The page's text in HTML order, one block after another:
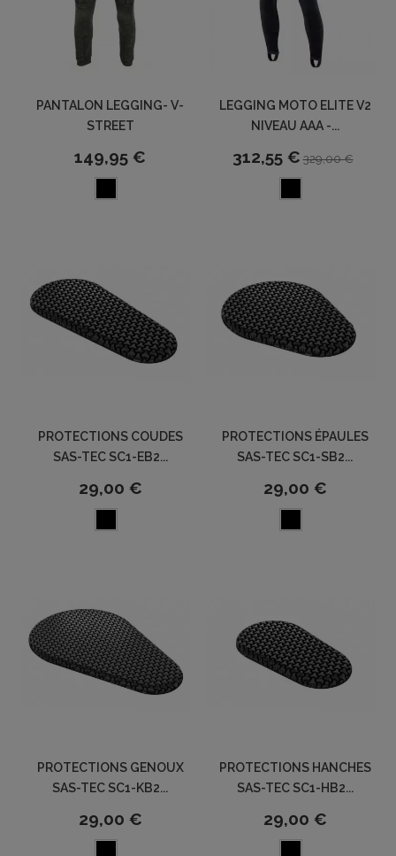
PANTALON LEGGING- V-
STREET
149,95 €
LEGGING MOTO ELITE V2
NIVEAU AAA -...
312,55 € 329,00 €
PROTECTIONS COUDES
SAS-TEC SC1-EB2...
29,00 €
PROTECTIONS ÉPAULES
SAS-TEC SC1-SB2...
29,00 €
PROTECTIONS GENOUX
SAS-TEC SC1-KB2...
29,00 €
PROTECTIONS HANCHES
SAS-TEC SC1-HB2...
29,00 €